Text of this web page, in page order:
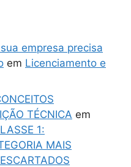
empresa precisa
em Licenciamento e
TÉCNICA em
1:
MAIS